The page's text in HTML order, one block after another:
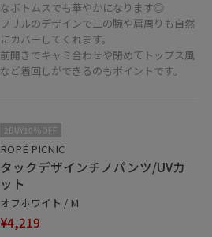
なボトムスでも華やかになります◎
フリルのデザインで二の腕や肩周りも自然
にカバーしてくれます。
前開きでキャミ合わせや閉めてトップス風
など着回しができるのもポイントです。
2BUY10%OFF
ROPÉ PICNIC
タックデザインチノパンツ/UVカ
ット
オフホワイト / M
¥4,219